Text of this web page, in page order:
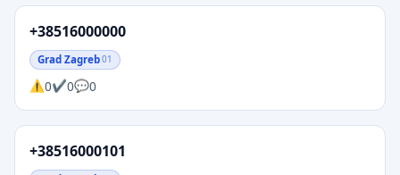
+38516000000
Grad Zagreb01
0 0 0
+38516000101